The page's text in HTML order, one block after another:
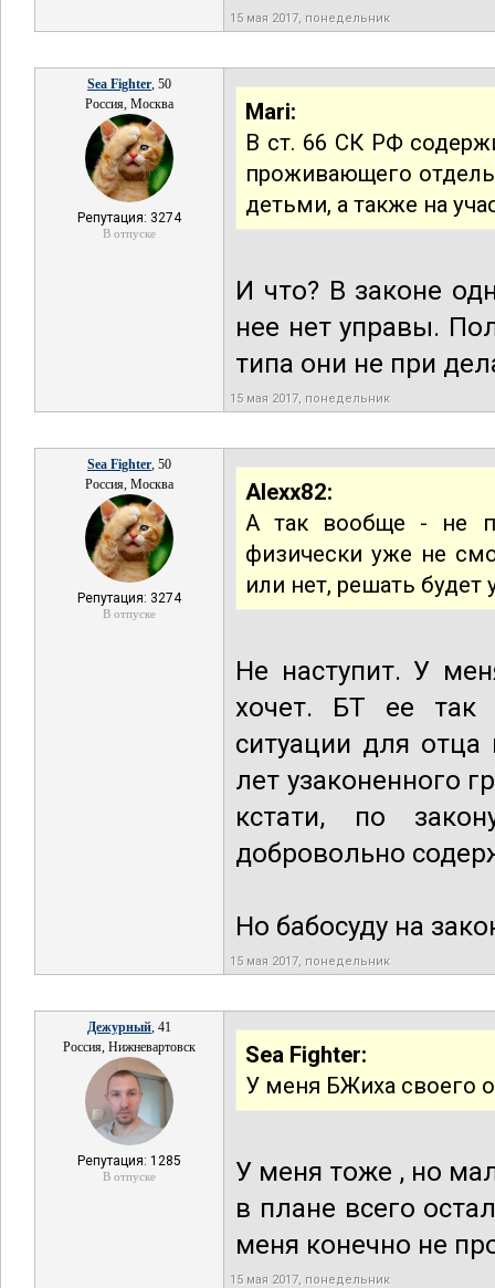
15 мая 2017, понедельник
Sea Fighter, 50
Россия, Москва
Репутация: 3274
В отпуске
Mari:
В ст. 66 СК РФ
проживающего
детьми, а также на
И что? В законе
нее нет управы.
типа они не при
15 мая 2017, понедельник
Sea Fighter, 50
Россия, Москва
Репутация: 3274
В отпуске
Alexx82:
А так вообще - не
физически уже не
или нет, решать будет
Не наступит. У
хочет. БТ ее так
ситуации для отца
лет узаконенного
кстати, по
добровольно
Но бабосуду на
15 мая 2017, понедельник
Дежурный, 41
Россия, Нижневартовск
Репутация: 1285
В отпуске
Sea Fighter:
У меня БЖиха своего
У меня тоже , но
в плане всего
меня конечно не
15 мая 2017, понедельник